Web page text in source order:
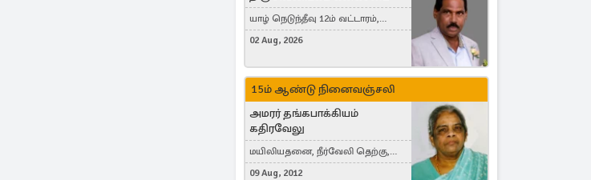
யாழ் நெடுந்தீவு 12ம் வட்டாரம்,
Jaffna, நயினாதீவு, London, United
02 Aug, 2026
15ம் ஆண்டு நினைவஞ்சலி
அமரர் தங்கபாக்கியம்
கதிரவேலு
மயிலியதனை, நீர்வேலி தெற்கு,
Herning, Denmark
09 Aug, 2012